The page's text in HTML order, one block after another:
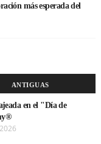
más esperada del
ANTIGUAS
en el "Día de